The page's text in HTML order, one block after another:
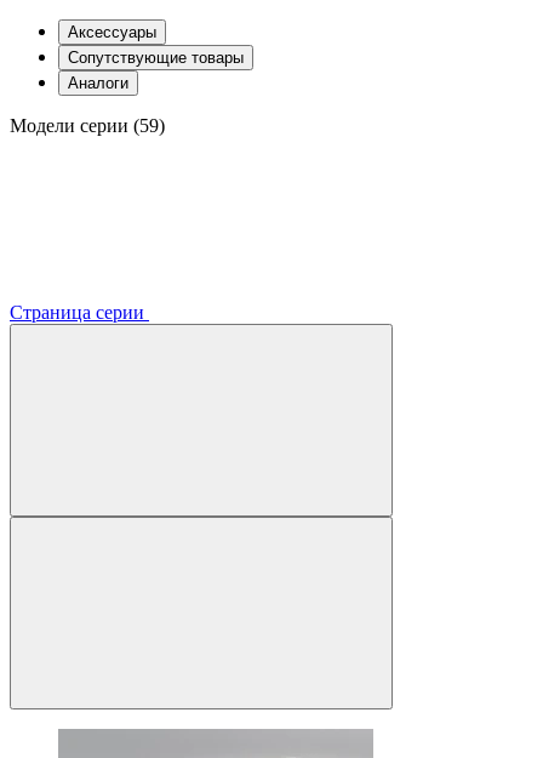
Аксессуары
Сопутствующие товары
Аналоги
Модели серии (59)
Страница серии